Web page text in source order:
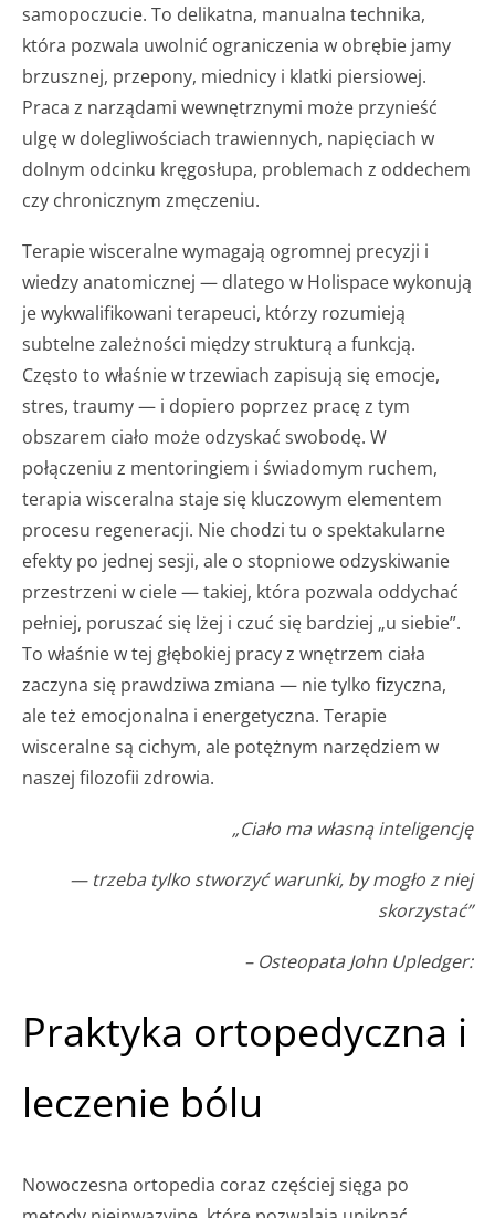
samopoczucie. To delikatna, manualna technika,
która pozwala uwolnić ograniczenia w obrębie jamy
brzusznej, przepony, miednicy i klatki piersiowej.
Praca z narządami wewnętrznymi może przynieść
ulgę w dolegliwościach trawiennych, napięciach w
dolnym odcinku kręgosłupa, problemach z oddechem
czy chronicznym zmęczeniu.
Terapie wisceralne wymagają ogromnej precyzji i
wiedzy anatomicznej — dlatego w Holispace wykonują
je wykwalifikowani terapeuci, którzy rozumieją
subtelne zależności między strukturą a funkcją.
Często to właśnie w trzewiach zapisują się emocje,
stres, traumy — i dopiero poprzez pracę z tym
obszarem ciało może odzyskać swobodę. W
połączeniu z mentoringiem i świadomym ruchem,
terapia wisceralna staje się kluczowym elementem
procesu regeneracji. Nie chodzi tu o spektakularne
efekty po jednej sesji, ale o stopniowe odzyskiwanie
przestrzeni w ciele — takiej, która pozwala oddychać
pełniej, poruszać się lżej i czuć się bardziej „u siebie”.
To właśnie w tej głębokiej pracy z wnętrzem ciała
zaczyna się prawdziwa zmiana — nie tylko fizyczna,
ale też emocjonalna i energetyczna. Terapie
wisceralne są cichym, ale potężnym narzędziem w
naszej filozofii zdrowia.
„Ciało ma własną inteligencję
— trzeba tylko stworzyć warunki, by mogło z niej
skorzystać”
– Osteopata John Upledger:
Praktyka ortopedyczna i
leczenie bólu
Nowoczesna ortopedia coraz częściej sięga po